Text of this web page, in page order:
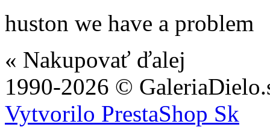
huston we have a problem
« Nakupovať ďalej
1990-2026 ©
Vytvorilo PrestaShop Sk